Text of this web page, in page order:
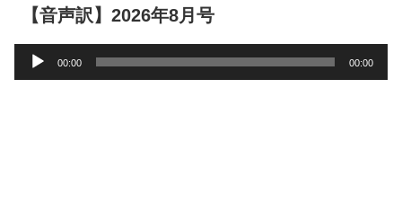
【音声訳】2026年8月号
声
00:00 00:00